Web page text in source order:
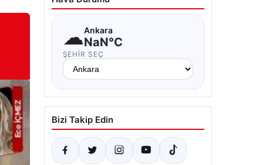
☁Ankara
NaN°C
ŞEHIR SEÇ
Bizi Takip Edin